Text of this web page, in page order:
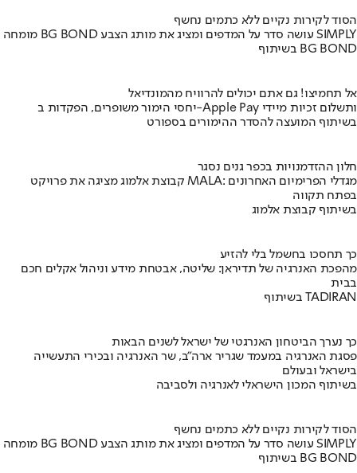
הסוד לקירות נקיים ללא כתמים נחשף
מומחה BG BOND עושה סדר על המדפים ומציג את מותג הצבע SIMPLY
בשיתוף BG BOND
אל תחמיצו! גם אתם יכולים להרוויח מהמונדיאל
יחסי הימור משופרים, הפקדות ב-Apple Pay ותשלום זכיות מיידי
בשיתוף המועצה להסדר ההימורים בספורט
חלון ההזדמנויות בכפר גנים נסגר
קבוצת אלמוג מציגה את פרויקט MALA: מגדלי הפרימיום האחרונים
בפתח תקווה
בשיתוף קבוצת אלמוג
כך תחסכו בחשמל בלי להזיע
מהפכת האנרגיה של תדיראן: שליטה, אבטחת מידע וניהול אקלים חכם
בבית
בשיתוף TADIRAN
כך נערך הביטחון האנרגטי של ישראל לשנים הבאות
פסגת האנרגיה במעמד שגריר ארה"ב, שר האנרגיה ובכירי התעשייה
בישראל ובעולם
בשיתוף המכון הישראלי לאנרגיה ולסביבה
הסוד לקירות נקיים ללא כתמים נחשף
מומחה BG BOND עושה סדר על המדפים ומציג את מותג הצבע SIMPLY
בשיתוף BG BOND